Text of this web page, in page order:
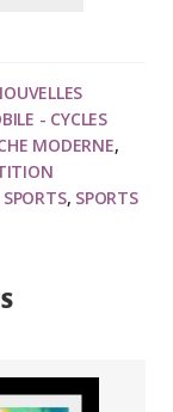
- CYCLES
MODERNE,
SPORTS, SPORTS